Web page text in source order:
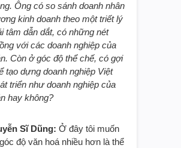
Ông có so sánh doanh nhân
kinh doanh theo một triết lý
tâm dẫn dắt, có những nét
với các doanh nghiệp của
Còn ở góc độ thể chế, có gợi
tạo dựng doanh nghiệp Việt
triển như doanh nghiệp của
hay không?
Sĩ Dũng: Ở đây tôi muốn
độ văn hoá nhiều hơn là thể